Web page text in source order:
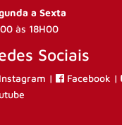
a Sexta
às 18H00
Sociais
| Facebook |